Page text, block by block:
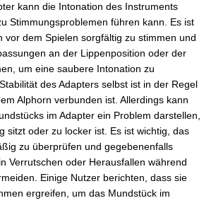
kann die Intonation des Instruments
Stimmungsproblemen führen kann. Es ist
vor dem Spielen sorgfältig zu stimmen und
an der Lippenposition oder der
um eine saubere Intonation zu
des Adapters selbst ist in der Regel
Alphorn verbunden ist. Allerdings kann
im Adapter ein Problem darstellen,
sitzt oder zu locker ist. Es ist wichtig, das
zu überprüfen und gegebenenfalls
Verrutschen oder Herausfallen während
Einige Nutzer berichten, dass sie
ergreifen, um das Mundstück im